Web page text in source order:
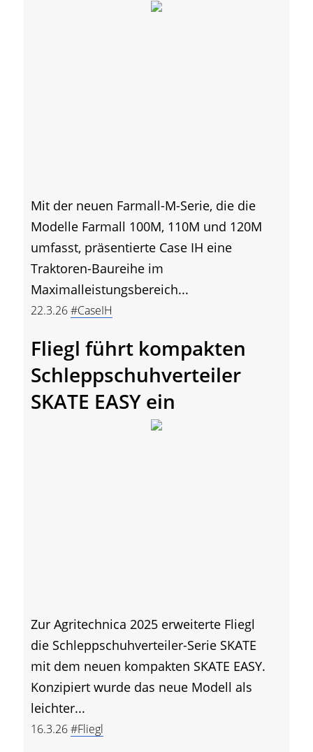
Mit der neuen Farmall-M-Serie, die die
Modelle Farmall 100M, 110M und 120M
umfasst, präsentierte Case IH eine
Traktoren-Baureihe im
Maximalleistungsbereich...
22.3.26#CaseIH
Fliegl führt kompakten
Schleppschuhverteiler
SKATE EASY ein
Zur Agritechnica 2025 erweiterte Fliegl
die Schleppschuhverteiler-Serie SKATE
mit dem neuen kompakten SKATE EASY.
Konzipiert wurde das neue Modell als
leichter...
16.3.26#Fliegl